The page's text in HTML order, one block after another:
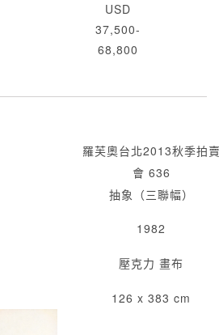
USD
37,500-
68,800
羅芙奧台北2013秋季拍
會 636
抽象（三聯幅）
1982
壓克力 畫布
126 x 383 cm